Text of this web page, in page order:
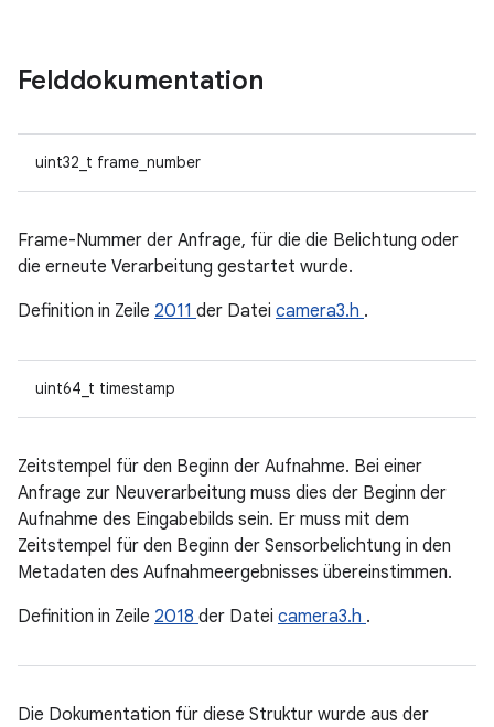
Felddokumentation
uint32_t frame_number
Frame-Nummer der Anfrage, für die die Belichtung oder
die erneute Verarbeitung gestartet wurde.
Definition in Zeile 2011 der Datei camera3.h .
uint64_t timestamp
Zeitstempel für den Beginn der Aufnahme. Bei einer
Anfrage zur Neuverarbeitung muss dies der Beginn der
Aufnahme des Eingabebilds sein. Er muss mit dem
Zeitstempel für den Beginn der Sensorbelichtung in den
Metadaten des Aufnahmeergebnisses übereinstimmen.
Definition in Zeile 2018 der Datei camera3.h .
Die Dokumentation für diese Struktur wurde aus der